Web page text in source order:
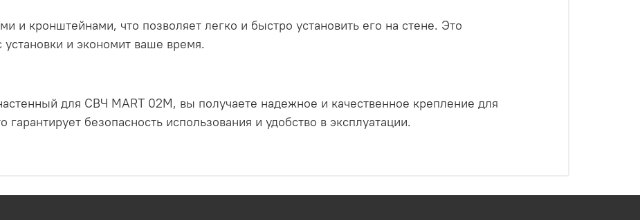
и кронштейнами, что позволяет легко и быстро установить его на стене. Это
и экономит ваше время.
для СВЧ MART 02M, вы получаете надежное и качественное крепление для
безопасность использования и удобство в эксплуатации.